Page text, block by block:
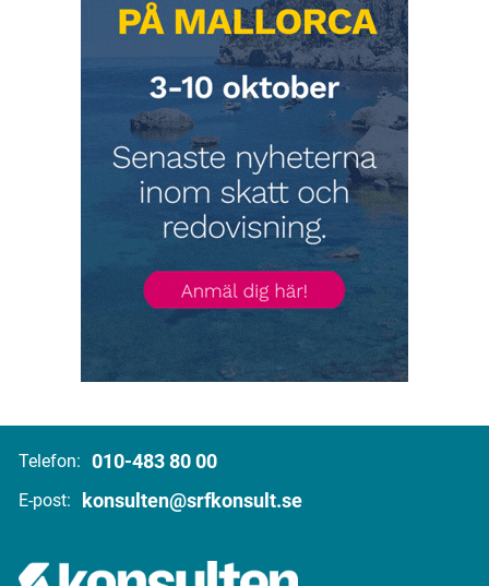
Telefon: 010-483 80 00
E-post: konsulten@srfkonsult.se